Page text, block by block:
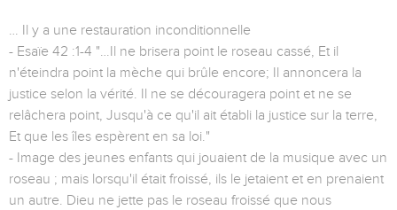
… Il y a une restauration inconditionnelle
- Esaïe 42 :1-4 "…Il ne brisera point le roseau cassé, Et il
n'éteindra point la mèche qui brûle encore; Il annoncera la
justice selon la vérité. Il ne se découragera point et ne se
relâchera point, Jusqu'à ce qu'il ait établi la justice sur la terre,
Et que les îles espèrent en sa loi."
- Image des jeunes enfants qui jouaient de la musique avec un
roseau ; mais lorsqu'il était froissé, ils le jetaient et en prenaient
un autre. Dieu ne jette pas le roseau froissé que nous